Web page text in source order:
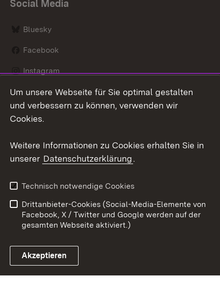
Social Media
Bluesky
Facebook
Instagram
LinkedIn
Link zum Landesportal
Datenschutz
Barrierefreiheit
Impressum
Cookies
Um unsere Webseite für Sie optimal gestalten
und verbessern zu können, verwenden wir
Cookies.
Weitere Informationen zu Cookies erhalten Sie in
unserer Datenschutzerklärung.
Technisch notwendige Cookies
Drittanbieter-Cookies (Social-Media-Elemente von
Facebook, X / Twitter und Google werden auf der
gesamten Webseite aktiviert.)
Akzeptieren